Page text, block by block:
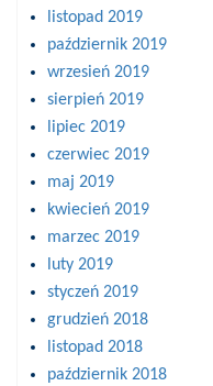
listopad 2019
październik 2019
wrzesień 2019
sierpień 2019
lipiec 2019
czerwiec 2019
maj 2019
kwiecień 2019
marzec 2019
luty 2019
styczeń 2019
grudzień 2018
listopad 2018
październik 2018